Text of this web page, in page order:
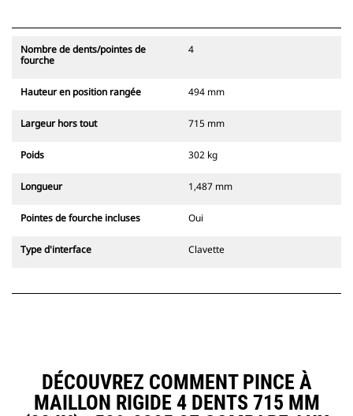
Nombre de dents/pointes de
fourche
4
Hauteur en position rangée 494 mm
Largeur hors tout 715 mm
Poids 302 kg
Longueur 1,487 mm
Pointes de fourche incluses Oui
Type d'interface Clavette
DÉCOUVREZ COMMENT PINCE À
MAILLON RIGIDE 4 DENTS 715 MM